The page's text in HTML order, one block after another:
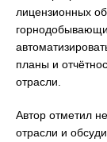
лицензионных
планы и
отрасли.
Автор отметил
отрасли и